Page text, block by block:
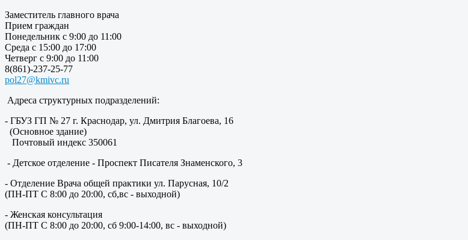
Заместитель главного врача
Прием граждан
Понедельник с 9:00 до 11:00
Среда с 15:00 до 17:00
Четверг с 9:00 до 11:00
8(861)-237-25-77
pol27@kmivc.ru
Адреса структурных подразделений:
- ГБУЗ ГП № 27 г. Краснодар, ул. Дмитрия Благоева, 16
(Основное здание)
Почтовый индекс 350061
- Детское отделение - Проспект Писателя Знаменского, 3
- Отделение Врача общей практики ул. Парусная, 10/2
(ПН-ПТ С 8:00 до 20:00, сб,вс - выходной)
- Женская консультация
(ПН-ПТ С 8:00 до 20:00, сб 9:00-14:00, вс - выходной)